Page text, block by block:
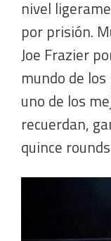
nivel
por prisión.
Joe Frazier
mundo de
uno de los
recuerdan,
quince